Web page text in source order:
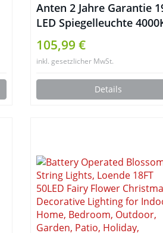
Anten 2 Jahre Garantie
LED Spiegelleuchte
Neutralweiß IP65 LED
Spiegel mit Beleuchtung
80x60cm Rund Licht
105,99 €
inkl. gesetzlicher MwSt.
Details